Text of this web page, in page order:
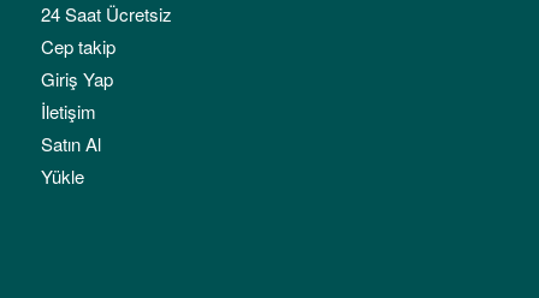
24 Saat Ücretsiz
Cep takip
Giriş Yap
İletişim
Satın Al
Yükle